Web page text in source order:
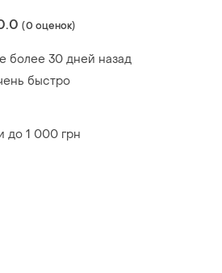
(0 оценок)
более 30 дней назад
быстро
до 1 000 грн